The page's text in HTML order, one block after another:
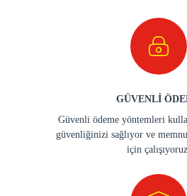
GÜVENLİ
Güvenli ödeme yöntemleri
güvenliğinizi sağlıyor ve
için çalışıyoruz.